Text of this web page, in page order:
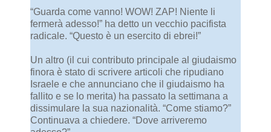
“Guarda come vanno! WOW! ZAP! Niente li
fermerà adesso!” ha detto un vecchio pacifista
radicale. “Questo è un esercito di ebrei!”
Un altro (il cui contributo principale al giudaismo
finora è stato di scrivere articoli che ripudiano
Israele e che annunciano che il giudaismo ha
fallito e se lo merita) ha passato la settimana a
dissimulare la sua nazionalità. “Come stiamo?”
Continuava a chiedere. “Dove arriveremo